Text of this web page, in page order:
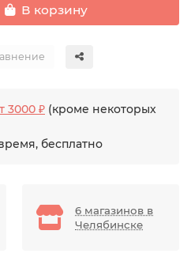
В корзину
3000 ₽ (кроме некоторых
бесплатно
6 магазинов в
Челябинске